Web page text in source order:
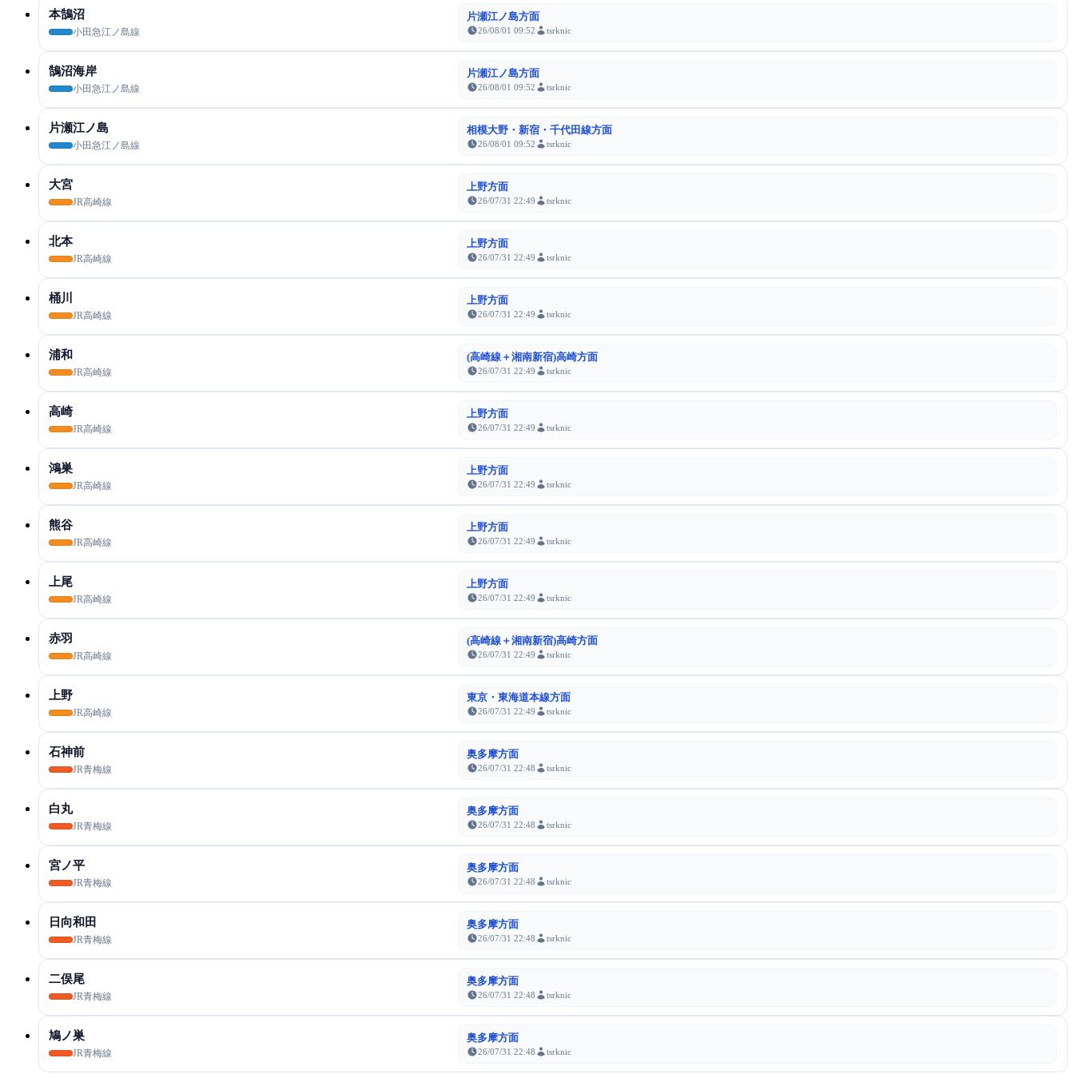
本鵠沼
小田急江ノ島線
片瀬江ノ島方面
26/08/01 09:52 tsrknic
鵠沼海岸
小田急江ノ島線
片瀬江ノ島方面
26/08/01 09:52 tsrknic
片瀬江ノ島
小田急江ノ島線
相模大野・新宿・千代田線方面
26/08/01 09:52 tsrknic
大宮
JR高崎線
上野方面
26/07/31 22:49 tsrknic
北本
JR高崎線
上野方面
26/07/31 22:49 tsrknic
桶川
JR高崎線
上野方面
26/07/31 22:49 tsrknic
浦和
JR高崎線
(高崎線＋湘南新宿)高崎方面
26/07/31 22:49 tsrknic
高崎
JR高崎線
上野方面
26/07/31 22:49 tsrknic
鴻巣
JR高崎線
上野方面
26/07/31 22:49 tsrknic
熊谷
JR高崎線
上野方面
26/07/31 22:49 tsrknic
上尾
JR高崎線
上野方面
26/07/31 22:49 tsrknic
赤羽
JR高崎線
(高崎線＋湘南新宿)高崎方面
26/07/31 22:49 tsrknic
上野
JR高崎線
東京・東海道本線方面
26/07/31 22:49 tsrknic
石神前
JR青梅線
奥多摩方面
26/07/31 22:48 tsrknic
白丸
JR青梅線
奥多摩方面
26/07/31 22:48 tsrknic
宮ノ平
JR青梅線
奥多摩方面
26/07/31 22:48 tsrknic
日向和田
JR青梅線
奥多摩方面
26/07/31 22:48 tsrknic
二俣尾
JR青梅線
奥多摩方面
26/07/31 22:48 tsrknic
鳩ノ巣
JR青梅線
奥多摩方面
26/07/31 22:48 tsrknic